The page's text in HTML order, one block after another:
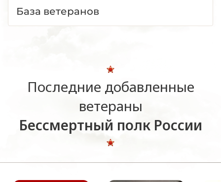
База ветеранов
Последние добавленные
ветераны
Бессмертный полк России